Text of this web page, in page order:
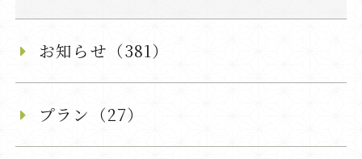
お知らせ（381）
プラン（27）